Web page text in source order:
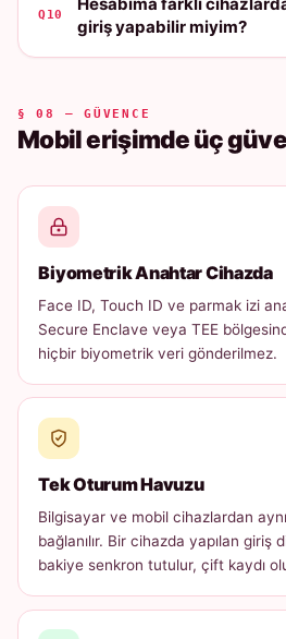
Q10
giriş yapabilir miyim?
§ 08 — GÜVENCE
Mobil erişimde üç
Biyometrik Anahtar Cihazda
Face ID, Touch ID ve parmak izi
Secure Enclave veya TEE
hiçbir biyometrik veri gönderilmez.
Tek Oturum Havuzu
Bilgisayar ve mobil cihazlardan
bağlanılır. Bir cihazda yapılan giriş
bakiye senkron tutulur, çift kaydı